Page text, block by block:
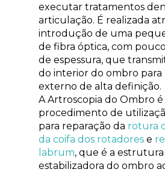
executar tratamentos
articulação. É realizada
introdução de uma
de fibra óptica, com
de espessura, que
do interior do ombro
externo de alta definição.
A Artroscopia do Ombro
procedimento de
para reparação da rotura
da coifa dos rotadores e
labrum, que é a estrutura
estabilizadora do ombro